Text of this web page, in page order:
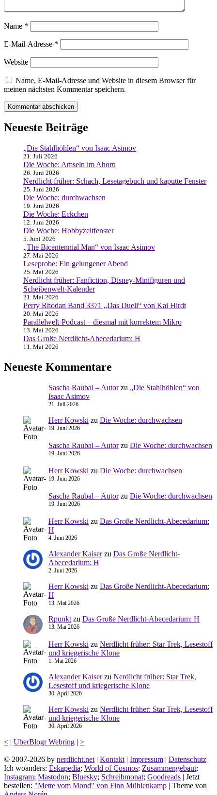
Name *
E-Mail-Adresse *
Website
Name, E-Mail-Adresse und Website in diesem Browser für
meinen nächsten Kommentar speichern.
Neueste Beiträge
„Die Stahlhöhlen“ von Isaac Asimov
21. Juli 2026
Die Woche: Amseln im Ahorn
26. Juni 2026
Nerdlicht früher: Schach, Lesetagebuch und kaputte Fenster
25. Juni 2026
Die Woche: durchwachsen
19. Juni 2026
Die Woche: Eckchen
12. Juni 2026
Die Woche: Hobbyzeitfenster
5. Juni 2026
„The Bicentennial Man“ von Isaac Asimov
27. Mai 2026
Leseprobe: Ein gelungener Abend
25. Mai 2026
Nerdlicht früher: Fanfiction, Disney-Minifiguren und
Scheibenwelt-Kalender
21. Mai 2026
Perry Rhodan Band 3371 „Das Duell“ von Kai Hirdt
20. Mai 2026
Parallelwelt-Podcast – diesmal mit korrektem Mikro
13. Mai 2026
Das Große Nerdlicht-Abecedarium: H
11. Mai 2026
Neueste Kommentare
Sascha Raubal – Autorzu „Die Stahlhöhlen“ von
Isaac Asimov
21. Juli 2026
Herr Kowski zu Die Woche: durchwachsen
19. Juni 2026
Sascha Raubal – Autorzu Die Woche: durchwachsen
19. Juni 2026
Herr Kowski zu Die Woche: durchwachsen
19. Juni 2026
Sascha Raubal – Autorzu Die Woche: durchwachsen
19. Juni 2026
Herr Kowski zu Das Große Nerdlicht-Abecedarium:
H
4. Juni 2026
Alexander Kaiserzu Das Große Nerdlicht-
Abecedarium: H
2. Juni 2026
Herr Kowski zu Das Große Nerdlicht-Abecedarium:
H
13. Mai 2026
Rpunkt zu Das Große Nerdlicht-Abecedarium: H
13. Mai 2026
Herr Kowski zu Nerdlicht früher: Star Trek, Lesestoff
und kriegerische Klone
1. Mai 2026
Alexander Kaiserzu Nerdlicht früher: Star Trek,
Lesestoff und kriegerische Klone
30. April 2026
Herr Kowski zu Nerdlicht früher: Star Trek, Lesestoff
und kriegerische Klone
30. April 2026
< | UberBlogr Webring | >
© 2007-2026 by nerdlicht.net | Kontakt | Impressum | Datenschutz |
Ich woanders: Eskapedia; World of Cosmos; Zusammengebaut;
Instagram; Mastodon; Bluesky; Schreibmonat; Goodreads | Jetzt
bestellen: "Mette vom Mond" von Finn Mühlenkamp | Theme von